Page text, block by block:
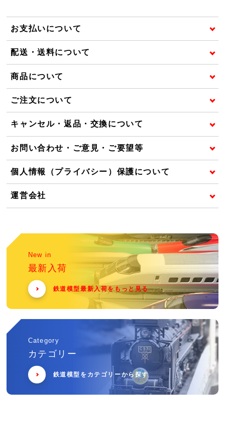
お支払いについて
配送・送料について
商品について
ご注文について
キャンセル・返品・交換について
お問い合わせ・ご意見・ご要望等
個人情報（プライバシー）保護について
運営会社
New in
最新入荷
鉄道模型最新入荷をもっと見る
Category
カテゴリー
鉄道模型をカテゴリーから探す